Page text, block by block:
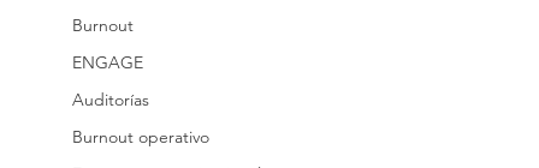
Burnout
ENGAGE
Auditorías
Burnout operativo